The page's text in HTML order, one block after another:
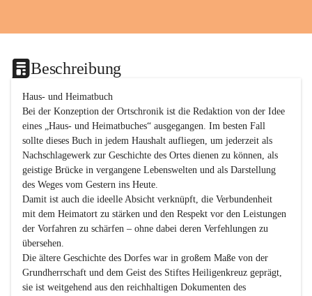
Beschreibung
Haus- und Heimatbuch
Bei der Konzeption der Ortschronik ist die Redaktion von der Idee
eines „Haus- und Heimatbuches“ ausgegangen. Im besten Fall
sollte dieses Buch in jedem Haushalt aufliegen, um jederzeit als
Nachschlagewerk zur Geschichte des Ortes dienen zu können, als
geistige Brücke in vergangene Lebenswelten und als Darstellung
des Weges vom Gestern ins Heute.
Damit ist auch die ideelle Absicht verknüpft, die Verbundenheit
mit dem Heimatort zu stärken und den Respekt vor den Leistungen
der Vorfahren zu schärfen – ohne dabei deren Verfehlungen zu
übersehen.
Die ältere Geschichte des Dorfes war in großem Maße von der
Grundherrschaft und dem Geist des Stiftes Heiligenkreuz geprägt,
sie ist weitgehend aus den reichhaltigen Dokumenten des